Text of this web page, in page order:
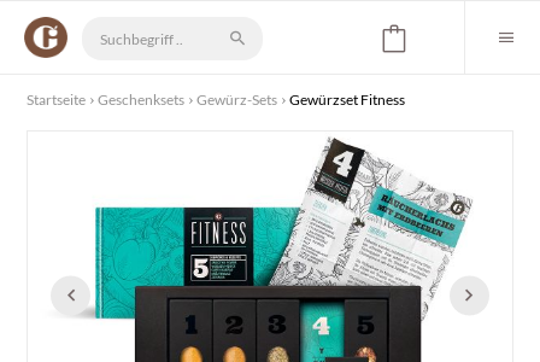
Startseite Geschenksets Gewürz-Sets Gewürzset Fitness